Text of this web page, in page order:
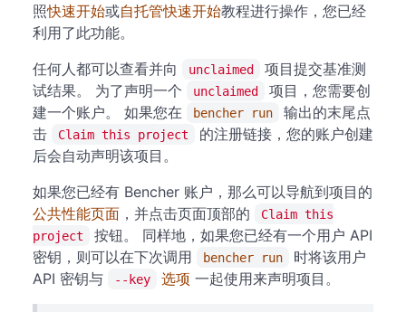
照快速开始或自托管快速开始教程进行操作，您已经
利用了此功能。
任何人都可以查看并向
unclaimed
项目提交基准测
试结果。 为了声明一个
unclaimed
项目，您需要创
建一个账户。 如果您在
bencher run
输出的末尾点
击
Claim this project
的注册链接，您的账户创建
后会自动声明该项目。
如果您已经有 Bencher 账户，那么可以导航到项目的
公共性能页面 ，并点击页面顶部的
Claim this
project
按钮。 同样地，如果您已经有一个用户 API
密钥，则可以在下次调用
bencher run
时将该用户
API 密钥与
--key 选项 一起使用来声明项目。